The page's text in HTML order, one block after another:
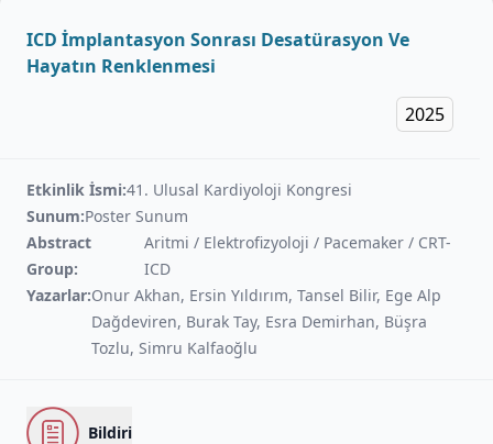
ICD İmplantasyon Sonrası Desatürasyon Ve
Hayatın Renklenmesi
2025
Etkinlik İsmi:41. Ulusal Kardiyoloji Kongresi
Sunum:Poster Sunum
Abstract
Group:
Aritmi / Elektrofizyoloji / Pacemaker / CRT-
ICD
Yazarlar:Onur Akhan, Ersin Yıldırım, Tansel Bilir, Ege Alp
Dağdeviren, Burak Tay, Esra Demirhan, Büşra
Tozlu, Simru Kalfaoğlu
Bildiri